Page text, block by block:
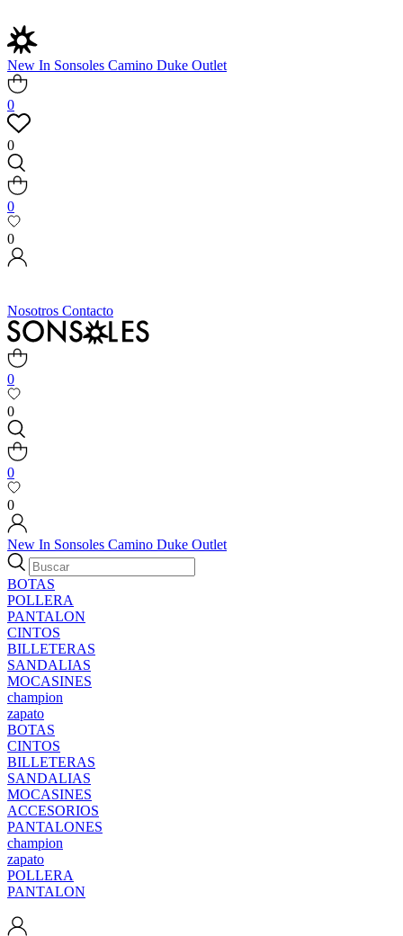
New In Sonsoles Camino Duke Outlet
0
0
0
0
Nosotros Contacto
0
0
0
0
New In Sonsoles Camino Duke Outlet
BOTAS
POLLERA
PANTALON
CINTOS
BILLETERAS
SANDALIAS
MOCASINES
champion
zapato
BOTAS
CINTOS
BILLETERAS
SANDALIAS
MOCASINES
ACCESORIOS
PANTALONES
champion
zapato
POLLERA
PANTALON